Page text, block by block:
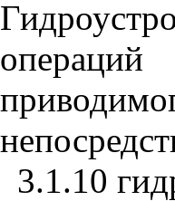
3.1.10